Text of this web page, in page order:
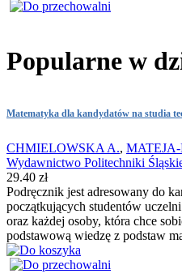
Popularne w
Matematyka dla kandydatów na studia
CHMIELOWSKA A.,
Wydawnictwo Politechniki
29.40 zł
Podręcznik jest adresowany do
początkujących studentów
oraz każdej osoby, która chce
podstawową wiedzę z podstaw